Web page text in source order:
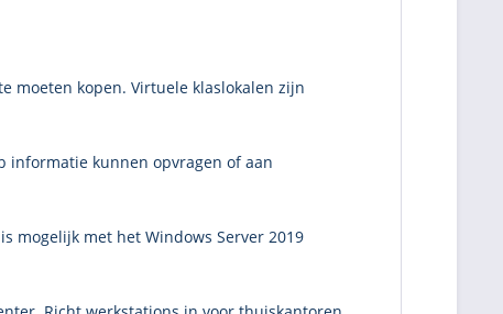
moeten kopen. Virtuele klaslokalen zijn
informatie kunnen opvragen of aan
mogelijk met het Windows Server 2019